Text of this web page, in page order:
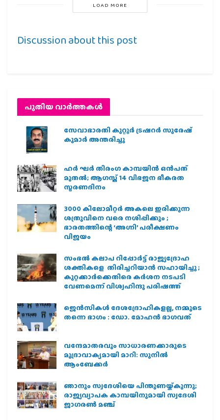
LOAD MORE
Discussion about this post
പുതിയ വാര്‍ത്തകള്‍
സേവാഭാരതി കുറ്റൂർ ട്രഷറർ സുരേഷ്
കുമാർ അന്തരിച്ചു
ഹര്‍ ഘര്‍ തിരംഗ കാമ്പയിന്‍ ഒന്‍പത്
മുതല്‍; ആഗസ്ത് 14 വിഭജന ഭീകരത
സ്മരണദിനം
3000 കിലോമീറ്റർ അകലെ ഇരിക്കുന്ന
ശത്രുവിനെ വരെ നശിപ്പിക്കും ;
ഭാരതത്തിന്റെ ‘അഗ്നി’ പരീക്ഷണം
വിജയം
സംഭൽ കലാപ റിപ്പോർട്ട് രാജ്യദ്രോഹ
ശക്തികളെ തിരിച്ചറിയാൻ സഹായിച്ചു ;
കുറ്റക്കാർക്കെതിരെ കർശന നടപടി
വേണമെന്ന് വിശ്വഹിന്ദു പരിഷത്ത്
ജെന്‍സികള്‍ ദേശദ്രോഹികളല്ല, നമ്മുടെ
തന്നെ ഭാഗം : ഡോ. മോഹന്‍ ഭാഗവത്
വന്ദേമാതരവും സാധാരണക്കാരുടെ
മുദ്രാവാക്യമായി മാറി: സുനിൽ
ആംബേക്കർ
ഞാനും സ്വദേശിയെ പിന്തുണയ്ക്കുന്നു;
രാജ്യവ്യാപക കാമ്പയിനുമായി സ്വദേശി
ജാഗരണ്‍ മഞ്ച്